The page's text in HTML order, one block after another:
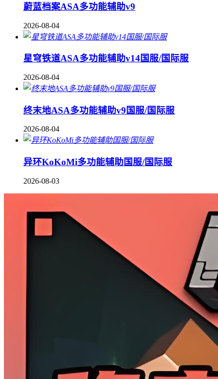
蔚蓝档案ASA多功能辅助v9
2026-08-04
星穹铁道ASA多功能辅助v14国服/国际服
2026-08-04
终末地ASA多功能辅助v9国服/国际服
2026-08-04
异环KoKoMi多功能辅助国服/国际服
2026-08-03